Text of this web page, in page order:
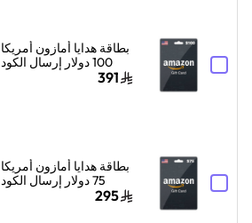
بطاقة هدايا أمازون أمريكا
100 دولار إرسال الكود
الرقمي بالبريد الإلكتروني
391
بطاقة هدايا أمازون أمريكا
75 دولار إرسال الكود
الرقمي بالبريد الإلكتروني
295